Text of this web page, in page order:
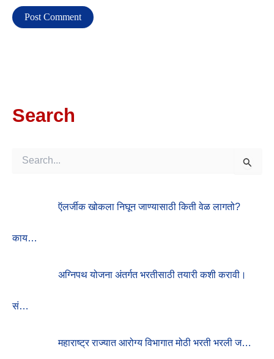
Search
F
ऍलर्जीक खोकला निघून जाण्यासाठी किती वेळ लागतो?
काय…
अग्निपथ योजना अंतर्गत भरतीसाठी तयारी कशी करावी।
सं…
महाराष्ट्र राज्यात आरोग्य विभागात मोठी भरती भरली ज…